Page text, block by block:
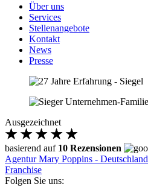
Über uns
Services
Stellenangebote
Kontakt
News
Presse
Ausgezeichnet
basierend auf 10 Rezensionen
Agentur Mary Poppins - Deutschland
Franchise
Folgen Sie uns: